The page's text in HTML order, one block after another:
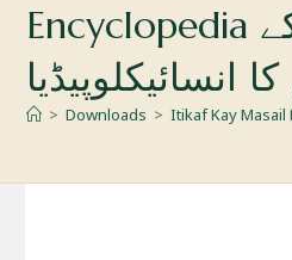
Encyclopedia اعتکاف کے
انسائیکلوپیڈیا
> Downloads >